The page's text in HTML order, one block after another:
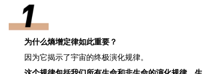
为什么熵增定律如此重要？
因为它揭示了宇宙的终极演化规律。